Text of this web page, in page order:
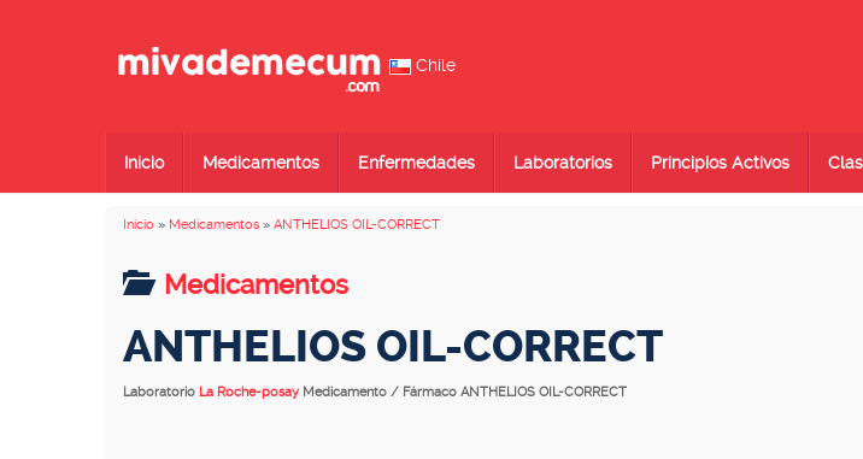
Chile
Inicio Medicamentos Enfermedades Laboratorios Principios Activos
Inicio » Medicamentos » ANTHELIOS OIL-CORRECT
Medicamentos
ANTHELIOS OIL-CORRECT
Laboratorio La Roche-posay Medicamento / Fármaco ANTHELIOS OIL-CORRECT